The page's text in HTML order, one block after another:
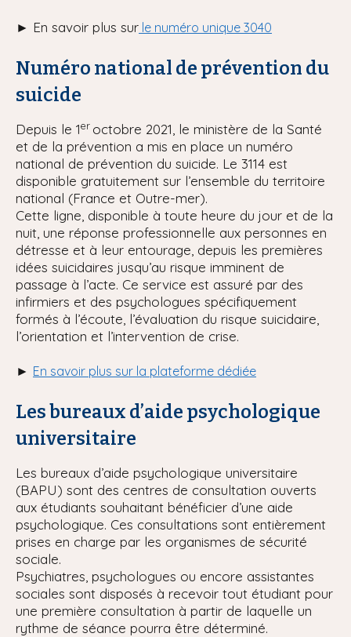
► En savoir plus sur le numéro unique 3040
Numéro national de prévention du
suicide
Depuis le 1er octobre 2021, le ministère de la Santé
et de la prévention a mis en place un numéro
national de prévention du suicide. Le 3114 est
disponible gratuitement sur l’ensemble du territoire
national (France et Outre-mer).
Cette ligne, disponible à toute heure du jour et de la
nuit, une réponse professionnelle aux personnes en
détresse et à leur entourage, depuis les premières
idées suicidaires jusqu’au risque imminent de
passage à l’acte. Ce service est assuré par des
infirmiers et des psychologues spécifiquement
formés à l’écoute, l’évaluation du risque suicidaire,
l’orientation et l’intervention de crise.
► En savoir plus sur la plateforme dédiée
Les bureaux d’aide psychologique
universitaire
Les bureaux d’aide psychologique universitaire
(BAPU) sont des centres de consultation ouverts
aux étudiants souhaitant bénéficier d’une aide
psychologique. Ces consultations sont entièrement
prises en charge par les organismes de sécurité
sociale.
Psychiatres, psychologues ou encore assistantes
sociales sont disposés à recevoir tout étudiant pour
une première consultation à partir de laquelle un
rythme de séance pourra être déterminé.